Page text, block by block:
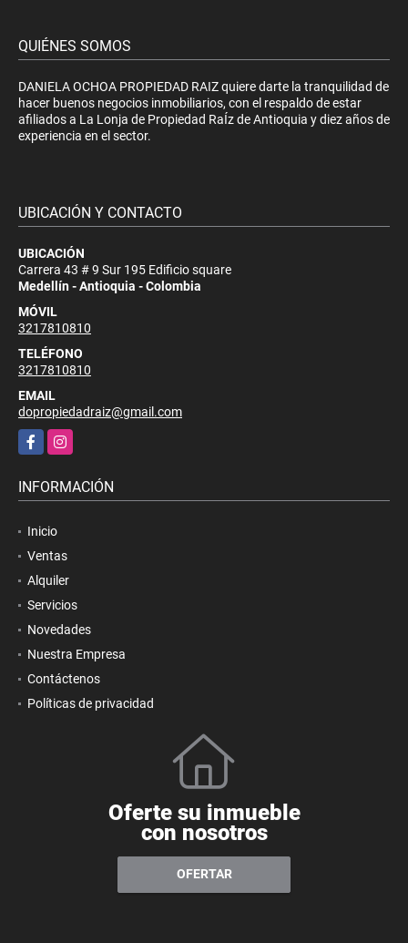
QUIÉNES SOMOS
DANIELA OCHOA PROPIEDAD RAIZ quiere darte la tranquilidad de
hacer buenos negocios inmobiliarios, con el respaldo de estar
afiliados a La Lonja de Propiedad RaÍz de Antioquia y diez años de
experiencia en el sector.
UBICACIÓN Y CONTACTO
UBICACIÓN
Carrera 43 # 9 Sur 195 Edificio square
Medellín - Antioquia - Colombia
MÓVIL
3217810810
TELÉFONO
3217810810
EMAIL
dopropiedadraiz@gmail.com
FacebookInstagram
INFORMACIÓN
Inicio
Ventas
Alquiler
Servicios
Novedades
Nuestra Empresa
Contáctenos
Políticas de privacidad
Oferte su inmueble
con nosotros
OFERTAR